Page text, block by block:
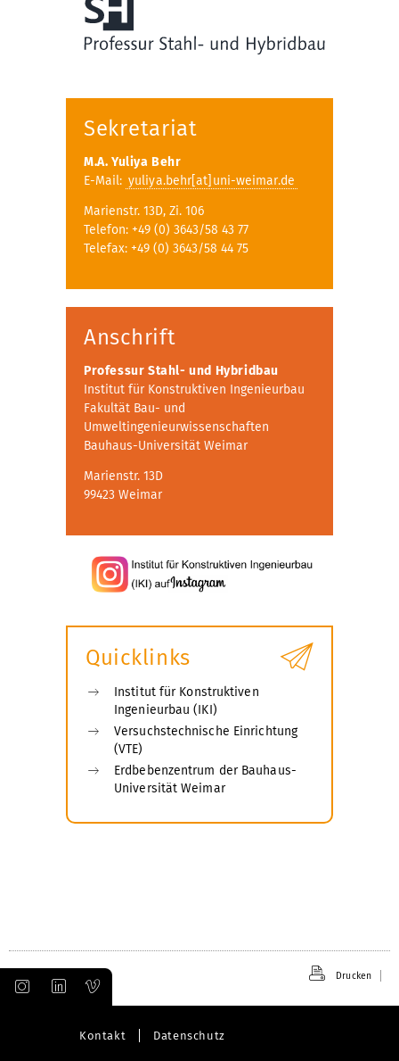
Sekretariat
M.A. Yuliya Behr
E-Mail: yuliya.behr[at]uni-weimar.de
Marienstr. 13D, Zi. 106
Telefon: +49 (0) 3643/58 43 77
Telefax: +49 (0) 3643/58 44 75
Anschrift
Professur Stahl- und Hybridbau
Institut für Konstruktiven Ingenieurbau
Fakultät Bau- und
Umweltingenieurwissenschaften
Bauhaus-Universität Weimar
Marienstr. 13D
99423 Weimar
Quicklinks
Institut für Konstruktiven
Ingenieurbau (IKI)
Versuchstechnische Einrichtung
(VTE)
Erdbebenzentrum der Bauhaus-
Universität Weimar
Drucken
Kontakt Datenschutz